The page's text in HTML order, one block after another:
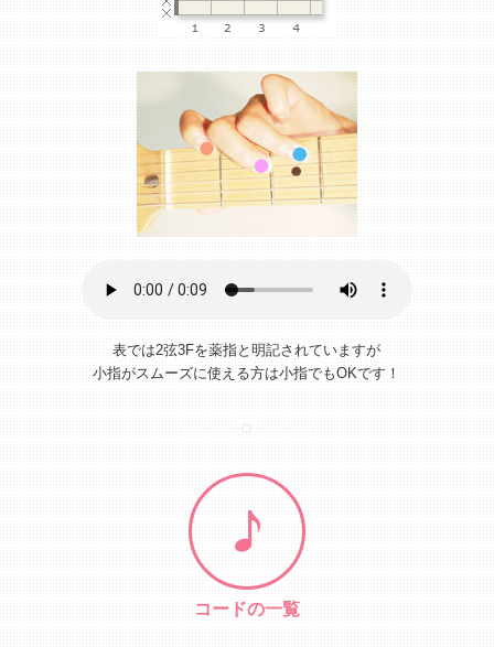
表では2弦3Fを薬指と明記されていますが
小指がスムーズに使える方は小指でもOKです！
コードの一覧